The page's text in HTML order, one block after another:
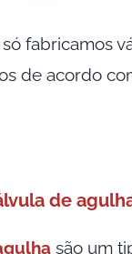
só fabricamos
de acordo
de
são um